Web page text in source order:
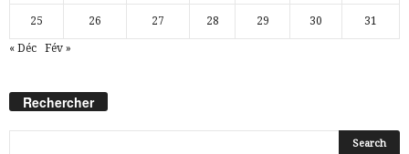
25 26 27 28 29 30 31
« Déc Fév »
Rechercher